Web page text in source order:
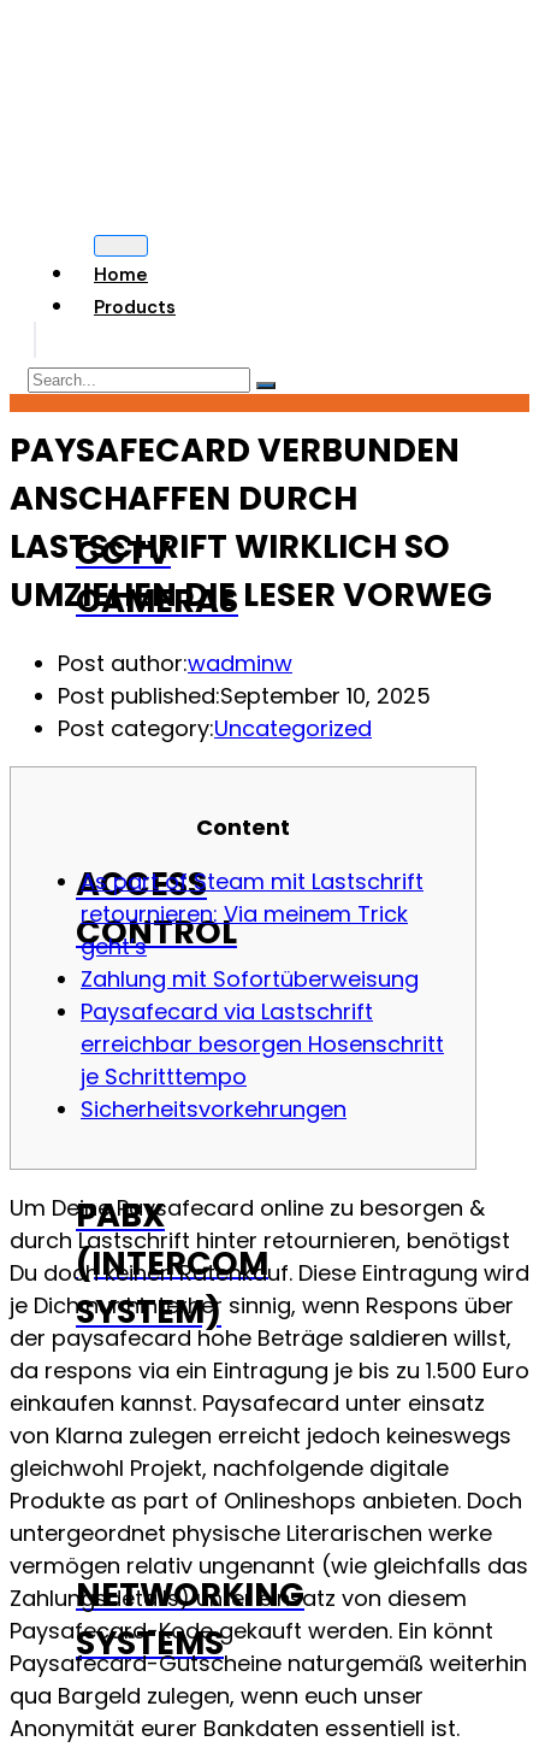
Home
Products
CCTV
CAMERAS
ACCESS
CONTROL
PABX
(INTERCOM
SYSTEM)
NETWORKING
SYSTEMS
PAYSAFECARD VERBUNDEN
ANSCHAFFEN DURCH
LASTSCHRIFT WIRKLICH SO
UMZIEHEN DIE LESER VORWEG
Post author:wadminw
Post published:September 10, 2025
Post category:Uncategorized
Content
As part of Steam mit Lastschrift
retournieren: Via meinem Trick
geht’s
Zahlung mit Sofortüberweisung
Paysafecard via Lastschrift
erreichbar besorgen Hosenschritt
je Schritttempo
Sicherheitsvorkehrungen
Um Deine Paysafecard online zu besorgen &
durch Lastschrift hinter retournieren, benötigst
Du doch keinen Ratenkauf. Diese Eintragung wird
je Dich nur hinterher sinnig, wenn Respons über
der paysafecard hohe Beträge saldieren willst,
da respons via ein Eintragung je bis zu 1.500 Euro
einkaufen kannst. Paysafecard unter einsatz
von Klarna zulegen erreicht jedoch keineswegs
gleichwohl Projekt, nachfolgende digitale
Produkte as part of Onlineshops anbieten. Doch
untergeordnet physische Literarischen werke
vermögen relativ ungenannt (wie gleichfalls das
Zahlungsdetails) unter einsatz von diesem
Paysafecard-Kode gekauft werden. Ein könnt
Paysafecard-Gutscheine naturgemäß weiterhin
qua Bargeld zulegen, wenn euch unser
Anonymität eurer Bankdaten essentiell ist.